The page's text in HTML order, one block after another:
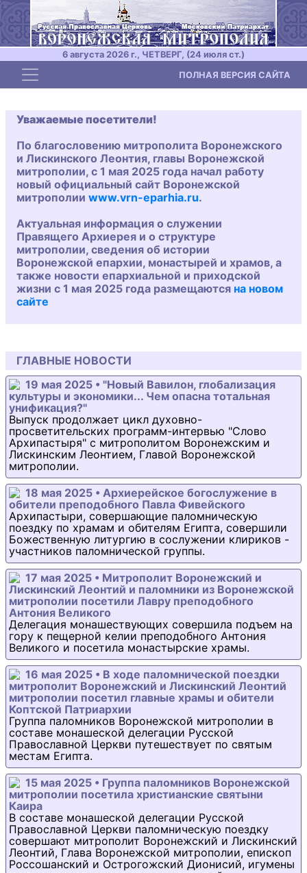
6 августа 2026 г., ЧЕТВЕРГ, (24 июля ст.)
Toggle navigation ПОЛНАЯ ВЕРСИЯ САЙТА
Уважаемые посетители!
По благословению митрополита Воронежского
и Лискинского Леонтия, главы Воронежской
митрополии, с 1 мая 2025 года начал работу
новый официальный сайт Воронежской
митрополии www.vrn-eparhia.ru.
Актуальная информация о служении
Правящего Архиерея и о структуре
митрополии, сведения об истории
Воронежской епархии, монастырей и храмов, а
также новости епархиальной и приходской
жизни с 1 мая 2025 года размещаются на новом
сайте
ГЛАВНЫЕ НОВОСТИ
19 мая 2025 • "Новый Вавилон, глобализация
культуры и экономики... Чем опасна тотальная
унификация?"
Выпуск продолжает цикл духовно-
просветительских программ-интервью "Слово
Архипастыря" с митрополитом Воронежским и
Лискинским Леонтием, Главой Воронежской
митрополии.
18 мая 2025 • Архиерейское богослужение в
обители преподобного Павла Фивейского
Архипастыри, совершающие паломническую
поездку по храмам и обителям Египта, совершили
Божественную литургию в сослужении клириков -
участников паломнической группы.
17 мая 2025 • Митрополит Воронежский и
Лискинский Леонтий и паломники из Воронежской
митрополии посетили Лавру преподобного
Антония Великого
Делегация монашествующих совершила подъем на
гору к пещерной келии преподобного Антония
Великого и посетила монастырские храмы.
16 мая 2025 • В ходе паломнической поездки
митрополит Воронежский и Лискинский Леонтий
митрополии посетил главные храмы и обители
Коптской Патриархии
Группа паломников Воронежской митрополии в
составе монашеской делегации Русской
Православной Церкви путешествует по святым
местам Египта.
15 мая 2025 • Группа паломников Воронежской
митрополии посетила христианские святыни
Каира
В составе монашеской делегации Русской
Православной Церкви паломническую поездку
совершают митрополит Воронежский и Лискинский
Леонтий, Глава Воронежской митрополии, епископ
Россошанский и Острогожский Дионисий, игумены